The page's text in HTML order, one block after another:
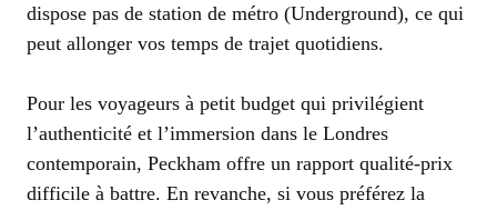
dispose pas de station de métro (Underground), ce qui
peut allonger vos temps de trajet quotidiens.
Pour les voyageurs à petit budget qui privilégient
l’authenticité et l’immersion dans le Londres
contemporain, Peckham offre un rapport qualité-prix
difficile à battre. En revanche, si vous préférez la